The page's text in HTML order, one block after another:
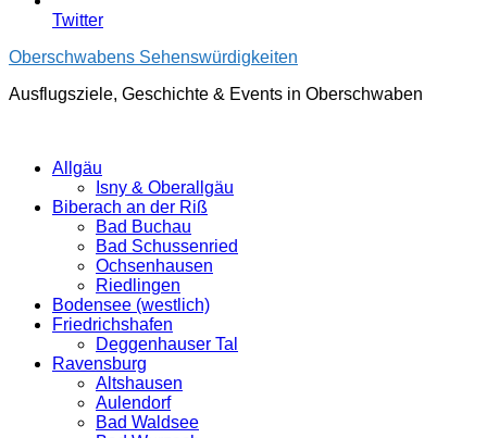
Twitter
Oberschwabens Sehenswürdigkeiten
Ausflugsziele, Geschichte & Events in Oberschwaben
Allgäu
Isny & Oberallgäu
Biberach an der Riß
Bad Buchau
Bad Schussenried
Ochsenhausen
Riedlingen
Bodensee (westlich)
Friedrichshafen
Deggenhauser Tal
Ravensburg
Altshausen
Aulendorf
Bad Waldsee